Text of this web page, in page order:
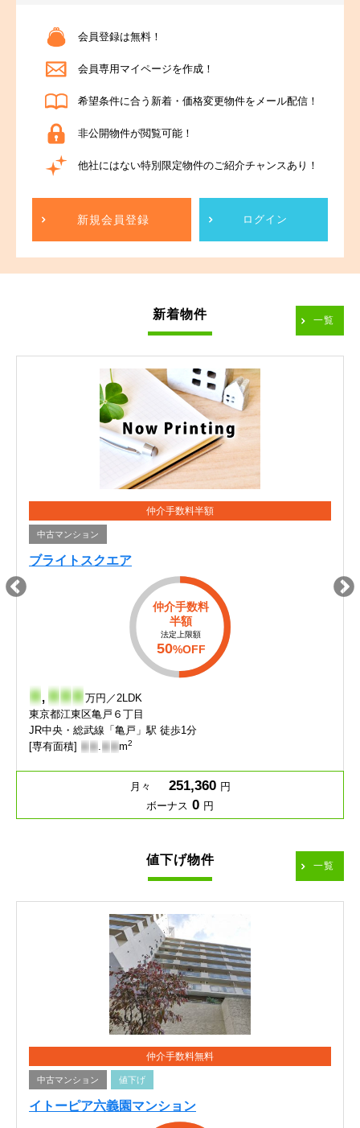
会員登録は無料！
会員専用マイページを作成！
希望条件に合う新着・価格変更物件をメール配信！
非公開物件が閲覧可能！
他社にはない特別限定物件のご紹介チャンスあり！
新規会員登録 ログイン
新着物件 一覧
仲介手数料半額
中古マンション
ブライトスクエア
仲介手数料
半額
法定上限額
50%OFF
- ,- - - 万円／2LDK
東京都江東区亀戸６丁目
JR中央・総武線「亀戸」駅 徒歩1分
[専有面積] - - .- - m2
月々 251,360 円
ボーナス 0 円
値下げ物件 一覧
仲介手数料無料
中古マンション 値下げ
イトーピア六義園マンション